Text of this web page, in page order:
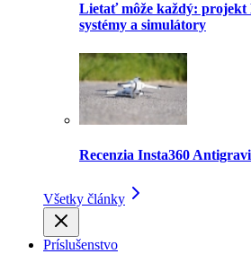
Lietať môže každý:
systémy a simulátory
Recenzia Insta360
Všetky články
Príslušenstvo